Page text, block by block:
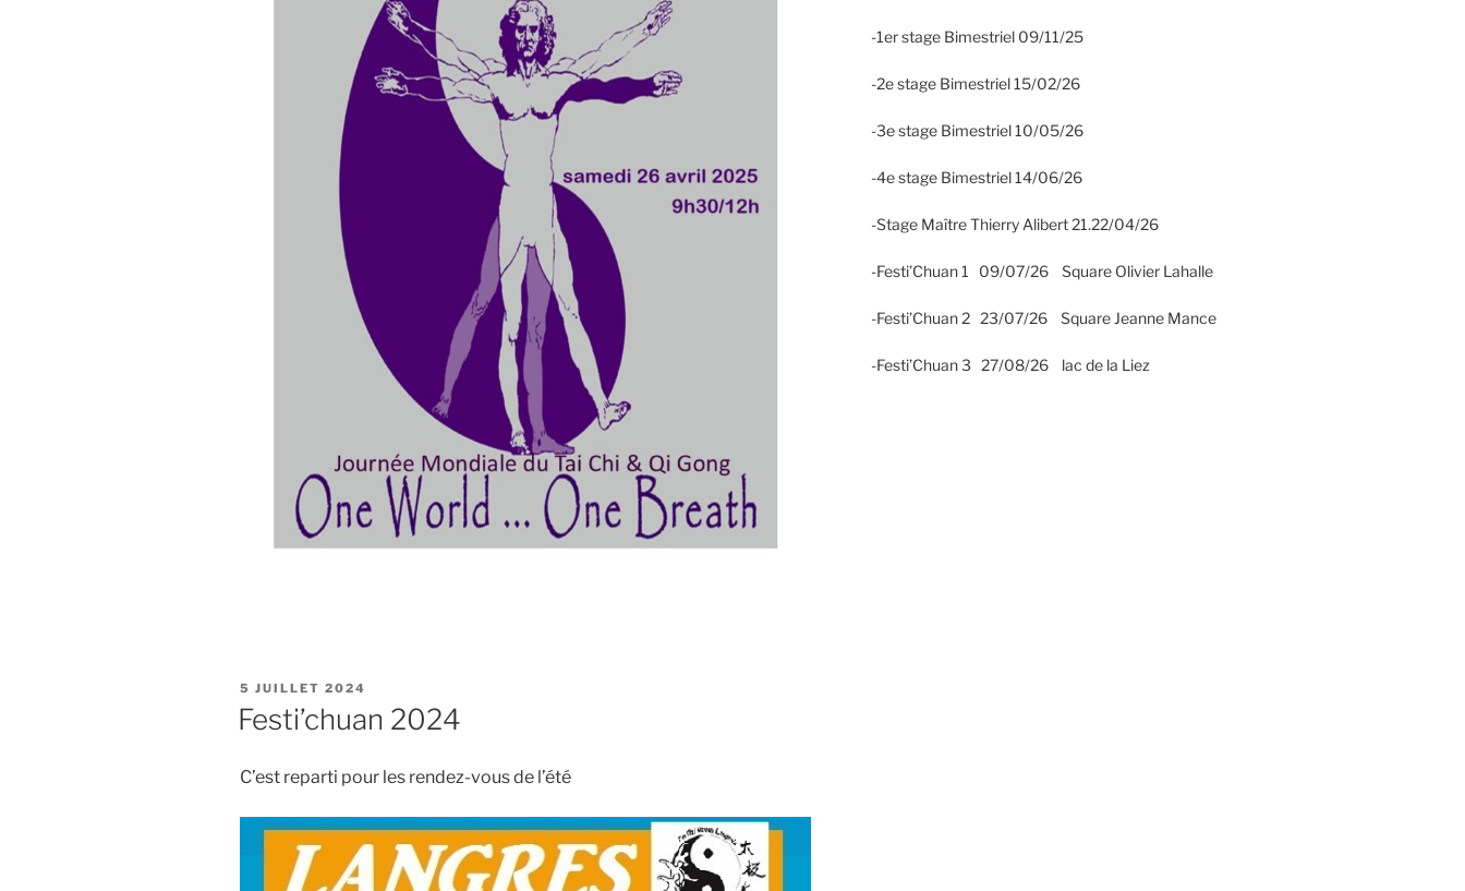
PUBLIÉ
LE
5 JUILLET 2024
Festi’chuan 2024
C’est reparti pour les rendez-vous de l’été
-1er stage Bimestriel 09/11/25
-2e stage Bimestriel 15/02/26
-3e stage Bimestriel 10/05/26
-4e stage Bimestriel 14/06/26
-Stage Maître Thierry Alibert 21.22/04/26
-Festi’Chuan 1 09/07/26 Square Olivier Lahalle
-Festi’Chuan 2 23/07/26 Square Jeanne Mance
-Festi’Chuan 3 27/08/26 lac de la Liez